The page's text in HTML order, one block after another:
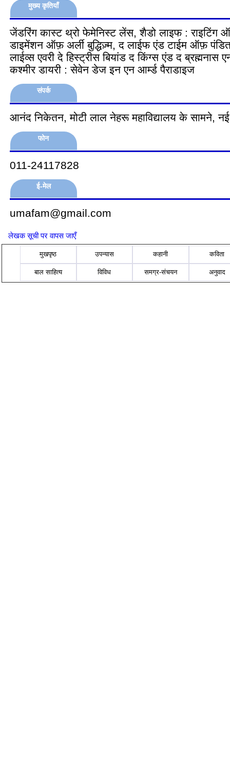
मुख्य कृतियाँ
जेंडरिंग कास्ट थ्रो फेमेनिस्ट लेंस, शैडो लाइफ : राइटिंग
डाइमेंशन ऑफ़ अर्ली बुद्धिज़्म, द लाईफ एंड टाईम ऑफ़
लाईव्स एवरी दे हिस्ट्रीस बियांड द किंग्स एंड द ब्रह्मनास
कश्मीर डायरी : सेवेन डेज इन एन आर्म्ड पैराडाइज
संपर्क
आनंद निकेतन, मोटी लाल नेहरू महाविद्यालय के सामने, नई
फोन
011-24117828
ई-मेल
umafam@gmail.com
लेखक सूची पर वापस जाएँ
मुखपृष्ठ उपन्यास कहानी कविता
बाल साहित्य विविध समग्र-संचयन अनुवाद